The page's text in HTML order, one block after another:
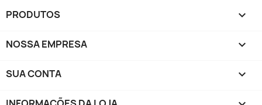
PRODUTOS 
NOSSA EMPRESA 
SUA CONTA 